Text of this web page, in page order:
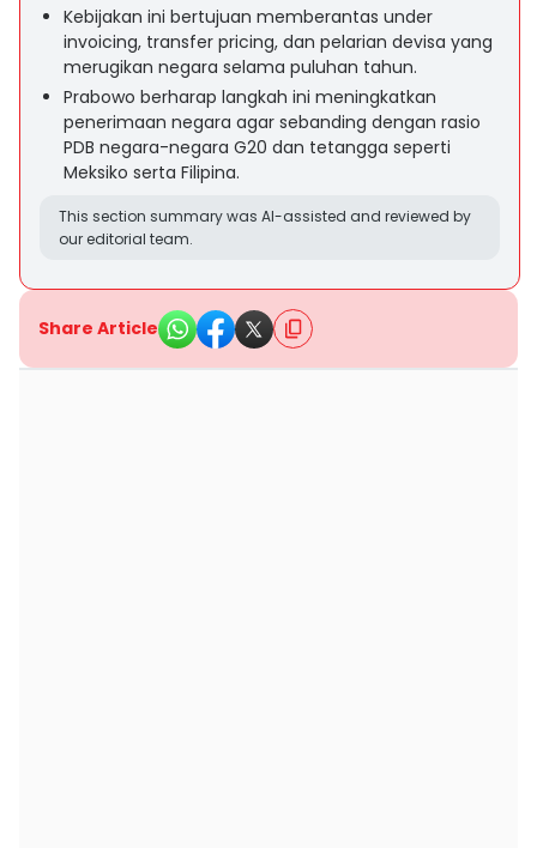
Kebijakan ini bertujuan memberantas under
invoicing, transfer pricing, dan pelarian devisa yang
merugikan negara selama puluhan tahun.
Prabowo berharap langkah ini meningkatkan
penerimaan negara agar sebanding dengan rasio
PDB negara-negara G20 dan tetangga seperti
Meksiko serta Filipina.
This section summary was AI-assisted and reviewed by
our editorial team.
Share Article